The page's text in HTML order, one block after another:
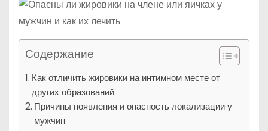
Содержание
Как отличить жировики на интимном месте от
других образований
Причины появления и опасность локализации у
мужчин